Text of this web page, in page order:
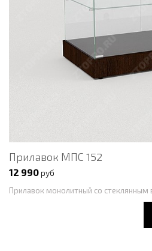
Прилавок МПС 152
12 990 руб
Прилавок монолитный со